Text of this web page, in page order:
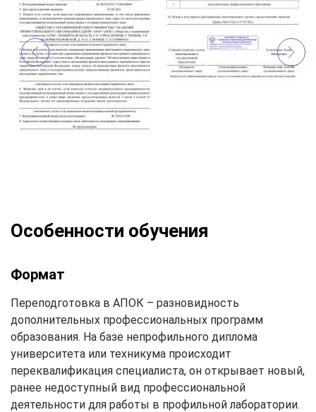
Особенности обучения
Формат
Переподготовка в АПОК – разновидность
дополнительных профессиональных программ
образования. На базе непрофильного диплома
университета или техникума происходит
переквалификация специалиста, он открывает новый,
ранее недоступный вид профессиональной
деятельности для работы в профильной лаборатории.